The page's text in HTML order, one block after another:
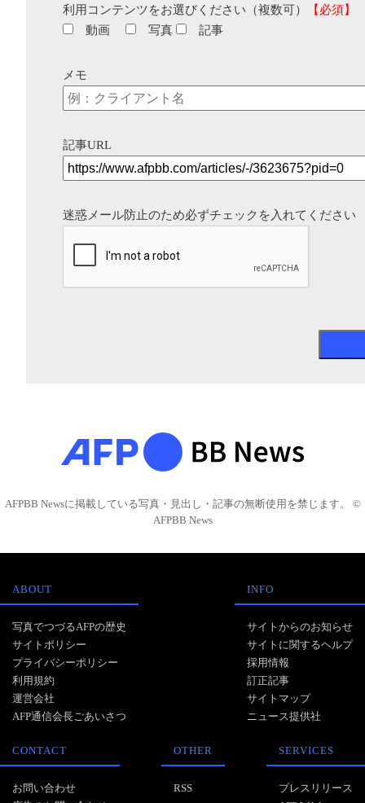
利用コンテンツをお選びください（複数可）
【必須】
動画
写真 記事
メモ
記事URL
迷惑メール防止のため必ずチェックを入れてください
AFPBB Newsに掲載している写真・見出し・記事の無断使用を禁じます。 ©
AFPBB News
ABOUT
写真でつづるAFPの歴史
サイトポリシー
プライバシーポリシー
利用規約
運営会社
AFP通信会長ごあいさつ
INFO
サイトからのお知らせ
サイトに関するヘルプ
採用情報
訂正記事
サイトマップ
ニュース提供社
CONTACT
お問い合わせ
OTHER
RSS
SERVICES
プレスリリース